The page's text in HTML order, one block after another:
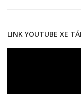
LINK YOUTUBE XE